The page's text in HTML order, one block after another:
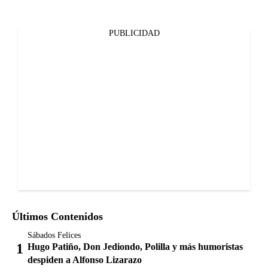
PUBLICIDAD
Últimos Contenidos
Sábados Felices
Hugo Patiño, Don Jediondo, Polilla y más humoristas
despiden a Alfonso Lizarazo